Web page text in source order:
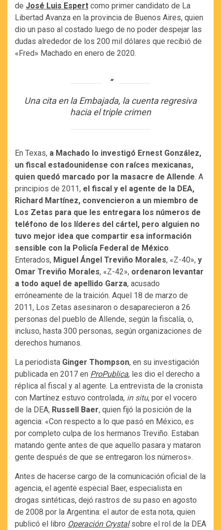
de José Luis Espert como primer candidato de La
Libertad Avanza en la provincia de Buenos Aires, quien
dio un paso al costado luego de no poder despejar las
dudas alrededor de los 200 mil dólares que recibió de
«Fred» Machado en enero de 2020.
Una cita en la Embajada, la cuenta regresiva
hacia el triple crimen
En Texas, a Machado lo investigó Ernest González,
un fiscal estadounidense con raíces mexicanas,
quien quedó marcado por la masacre de Allende. A
principios de 2011, el fiscal y el agente de la DEA,
Richard Martínez, convencieron a un miembro de
Los Zetas para que les entregara los números de
teléfono de los líderes del cártel, pero alguien no
tuvo mejor idea que compartir esa información
sensible con la Policía Federal de México.
Enterados, Miguel Ángel Treviño Morales, «Z-40», y
Omar Treviño Morales, «Z-42», ordenaron levantar
a todo aquel de apellido Garza, acusado
erróneamente de la traición. Aquel 18 de marzo de
2011, Los Zetas asesinaron o desaparecieron a 26
personas del pueblo de Allende, según la fiscalía, o,
incluso, hasta 300 personas, según organizaciones de
derechos humanos.
La periodista Ginger Thompson, en su investigación
publicada en 2017 en ProPublica, les dio el derecho a
réplica al fiscal y al agente. La entrevista de la cronista
con Martínez estuvo controlada, in situ, por el vocero
de la DEA, Russell Baer, quien fijó la posición de la
agencia: «Con respecto a lo que pasó en México, es
por completo culpa de los hermanos Treviño. Estaban
matando gente antes de que aquello pasara y mataron
gente después de que se entregaron los números».
Antes de hacerse cargo de la comunicación oficial de la
agencia, el agente especial Baer, especialista en
drogas sintéticas, dejó rastros de su paso en agosto
de 2008 por la Argentina: el autor de esta nota, quien
publicó el libro Operación Crystalsobre el rol de la DEA